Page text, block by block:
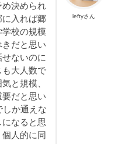
leftyさん
決められ
に入れば郷
校の規模
だと思い
ないのに
も大人数で
と規模、
だと思い
しか通えな
なると思
人的に同